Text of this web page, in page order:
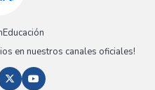
en nuestros canales oficiales!